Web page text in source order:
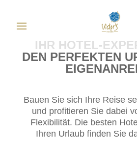
IHR HOTEL-
DEN PERFEKTEN
Bauen Sie sich Ihre Reise
und profitieren Sie dabei
Flexibilität. Die besten
Ihren Urlaub finden Sie